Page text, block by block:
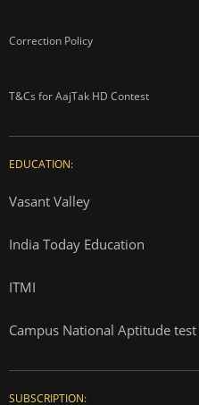
Correction Policy
T&Cs for AajTak HD Contest
EDUCATION:
Vasant Valley
India Today Education
ITMI
Campus National Aptitude test
SUBSCRIPTION: